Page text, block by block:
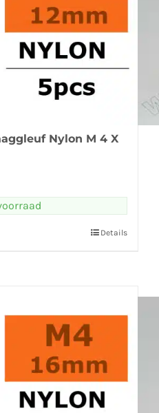
Nylon M 4 X
Details